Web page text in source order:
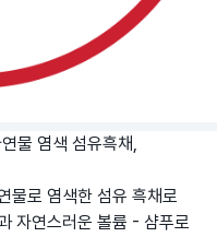
물 염색 섬유흑채,
물로 염색한 섬유 흑채로
자연스러운 볼륨 - 샴푸로